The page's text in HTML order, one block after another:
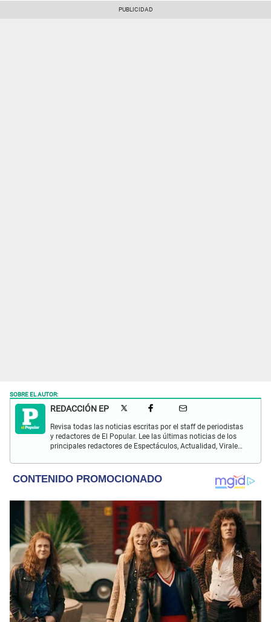
SOBRE EL AUTOR:
REDACCIÓN EP
Revisa todas las noticias escritas por el staff de periodistas
y redactores de El Popular. Lee las últimas noticias de los
principales redactores de Espectáculos, Actualidad, Virales,